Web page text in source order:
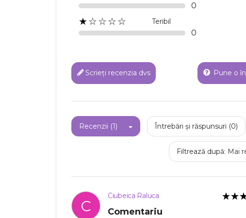
0
★☆☆☆☆ Teribil
0
Scrieți recenzia dvs Pune o
Recenzii (1) Întrebări și răspunsuri (0)
Filtrează după: Mai
C
Ciubeica Raluca
Comentariu